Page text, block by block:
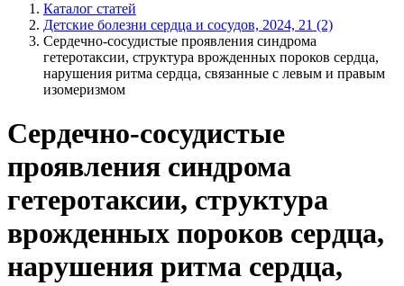
Каталог статей
Детские болезни сердца и сосудов, 2024, 21 (2)
Сердечно-сосудистые проявления синдрома
гетеротаксии, структура врожденных пороков сердца,
нарушения ритма сердца, связанные с левым и правым
изомеризмом
Сердечно-сосудистые
проявления синдрома
гетеротаксии, структура
врожденных пороков сердца,
нарушения ритма сердца,